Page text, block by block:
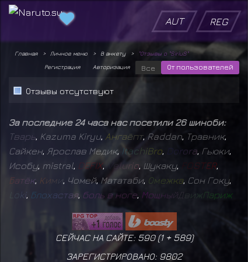
AUT REG
Главная Личное меню В анкету "Отзывы о "SiriuS"
Все От пользователей
Авторизация
Регистрация
Отзывы отсутствуют
За последние 24 часа нас посетили 26 шиноби:
Тварь Kazuma Kiryu Ангаёпт, Raddan Травник,
Сайкен, Ярослав Медик, ItachiBro D orora Гьюки,
Исобу, mistral DEFIX, V elurio Шукаку, OSTER,
Батёк, Ким Чомей, Мататаби, Омежка, Сон Гоку,
L ki, Блохастая, боль в ноге МощныйД вижПариж
СЕЙЧАС НА САЙТЕ: 590 (1+ 589)
ЗАРЕГИСТРИРОВАНО: 9802